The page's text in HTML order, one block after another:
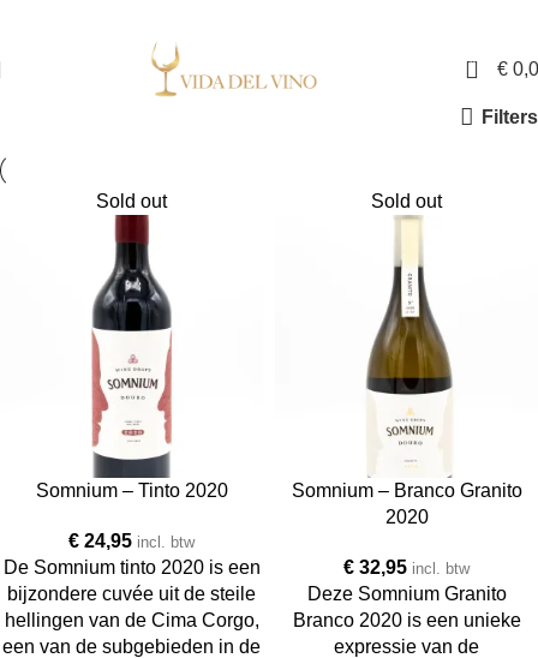
0 €
Filters
Sold out
Somnium – Tinto 2020
€ 24,95 incl. btw
De Somnium tinto 2020 is een
bijzondere cuvée uit de steile
hellingen van de Cima Corgo,
een van de subgebieden in de
Sold out
Somnium – Branco Granito
2020
€ 32,95 incl. btw
Deze Somnium Granito
Branco 2020 is een unieke
expressie van de